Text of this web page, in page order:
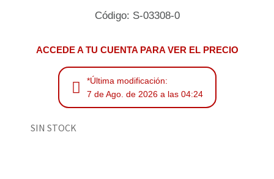
Código: S-03308-0
ACCEDE A TU CUENTA PARA VER EL PRECIO
*Última modificación:
7 de Ago. de 2026 a las 04:24
SIN STOCK